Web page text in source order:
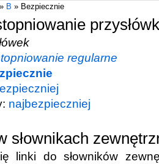
B » Bezpiecznie
regularne
najbezpieczniej
słownikach
linki do słowników